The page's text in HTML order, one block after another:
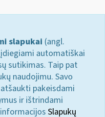
slapukai (angl.
automatiškai
sutikimas. Taip pat
naudojimu. Savo
pakeisdami
ir ištrindami
Slapukų